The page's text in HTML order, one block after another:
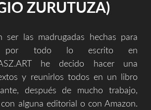
ZURUTUZA)
ser las madrugadas hechas para
por todo lo escrito en
he decido hacer una
y reunirlos todos en un libro
después de mucho trabajo,
con alguna editorial o con Amazon.